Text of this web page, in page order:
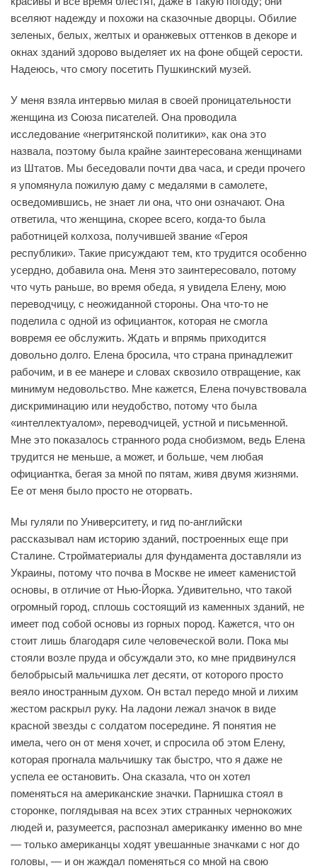
вселяют надежду и похожи на сказочные дворцы. Обилие
зеленых, белых, желтых и оранжевых оттенков в декоре и
окнах зданий здорово выделяет их на фоне общей серости.
Надеюсь, что смогу посетить Пушкинский музей.
У меня взяла интервью милая в своей проницательности
женщина из Союза писателей. Она проводила
исследование «негритянской политики», как она это
назвала, поэтому была крайне заинтересована женщинами
из Штатов. Мы беседовали почти два часа, и среди прочего
я упомянула пожилую даму с медалями в самолете,
осведомившись, не знает ли она, что они означают. Она
ответила, что женщина, скорее всего, когда-то была
работницей колхоза, получившей звание «Героя
республики». Такие присуждают тем, кто трудится особенно
усердно, добавила она. Меня это заинтересовало, потому
что чуть раньше, во время обеда, я увидела Елену, мою
переводчицу, с неожиданной стороны. Она что-то не
поделила с одной из официанток, которая не смогла
вовремя ее обслужить. Ждать и впрямь приходится
довольно долго. Елена бросила, что страна принадлежит
рабочим, и в ее манере и словах сквозило отвращение, как
минимум недовольство. Мне кажется, Елена почувствовала
дискриминацию или неудобство, потому что была
«интеллектуалом», переводчицей, устной и письменной.
Мне это показалось странного рода снобизмом, ведь Елена
трудится не меньше, а может, и больше, чем любая
официантка, бегая за мной по пятам, живя двумя жизнями.
Ее от меня было просто не оторвать.
Мы гуляли по Университету, и гид по-английски
рассказывал нам историю зданий, построенных еще при
Сталине. Стройматериалы для фундамента доставляли из
Украины, потому что почва в Москве не имеет каменистой
основы, в отличие от Нью-Йорка. Удивительно, что такой
огромный город, сплошь состоящий из каменных зданий, не
имеет под собой основы из горных пород. Кажется, что он
стоит лишь благодаря силе человеческой воли. Пока мы
стояли возле пруда и обсуждали это, ко мне придвинулся
белобрысый мальчишка лет десяти, от которого просто
веяло иностранным духом. Он встал передо мной и лихим
жестом раскрыл руку. На ладони лежал значок в виде
красной звезды с солдатом посередине. Я понятия не
имела, чего он от меня хочет, и спросила об этом Елену,
которая прогнала мальчишку так быстро, что я даже не
успела ее остановить. Она сказала, что он хотел
поменяться на американские значки. Парнишка стоял в
сторонке, поглядывая на всех этих странных чернокожих
людей и, разумеется, распознал американку именно во мне
— только американцы ходят увешанные значками с ног до
головы, — и он жаждал поменяться со мной на свою